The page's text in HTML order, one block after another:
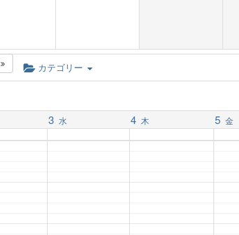
カテゴリー
3 水 4 木 5 金